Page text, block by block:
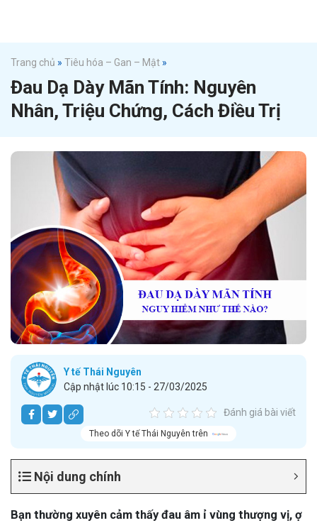
Trang chủ » Tiêu hóa – Gan – Mật »
Đau Dạ Dày Mãn Tính: Nguyên
Nhân, Triệu Chứng, Cách Điều Trị
Y tế Thái Nguyên
Cập nhật lúc 10:15 - 27/03/2025
Đánh giá bài viết
Theo dõi Y tế Thái Nguyên trên
Nội dung chính
Bạn thường xuyên cảm thấy đau âm ỉ vùng thượng vị, ợ